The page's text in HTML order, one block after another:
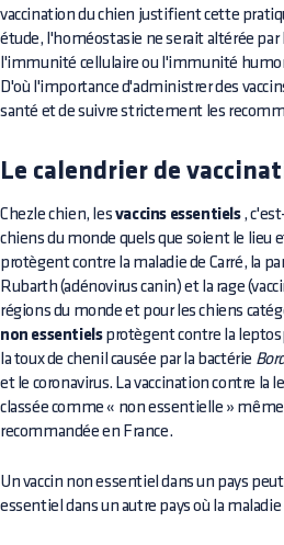
vaccination du chien justifient cette
étude, l'homéostasie ne serait altérée par
l'immunité cellulaire ou l'immunité
D'où l'importance d'administrer des
santé et de suivre strictement les
Le calendrier de
Chezle chien, les vaccins essentiels,
chiens du monde quels que soient le lieu
protègent contre la maladie de Carré, la
Rubarth (adénovirus canin) et la rage
régions du monde et pour les chiens
non essentielsprotègent contre la
la toux de chenil causée par la bactérie
et le coronavirus. La vaccination contre la
classée comme « non essentielle »
recommandée en France.
Un vaccin non essentiel dans un pays
essentiel dans un autre pays où la